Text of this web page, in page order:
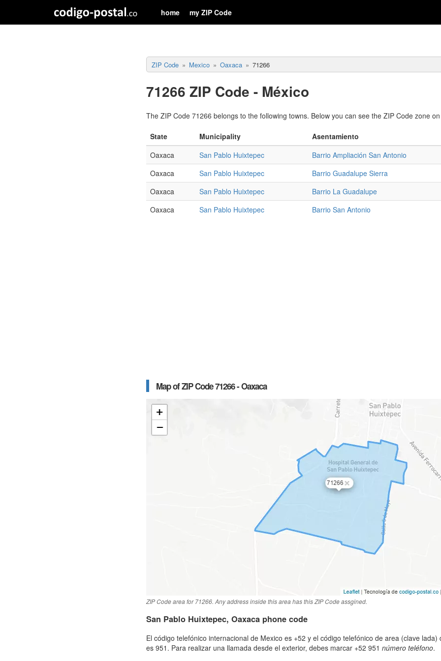
home my ZIP Code
ZIP Code Mexico Oaxaca 71266
71266 ZIP Code - México
The ZIP Code 71266 belongs to the following towns. Below you can see the ZIP Code zone
State Municipality Asentamiento
Oaxaca
San Pablo Huixtepec Barrio Ampliación San Antonio
Oaxaca
San Pablo Huixtepec Barrio Guadalupe Sierra
Oaxaca
San Pablo Huixtepec Barrio La Guadalupe
Oaxaca
San Pablo Huixtepec Barrio San Antonio
Map of ZIP Code 71266 - Oaxaca
ZIP Code area for 71266. Any address inside this area has this ZIP Code assgined.
San Pablo Huixtepec, Oaxaca phone code
El código telefónico internacional de Mexico es +52 y el código telefónico de area (clave lada)
es 951. Para realizar una llamada desde el exterior, debes marcar +52 951 número teléfono.